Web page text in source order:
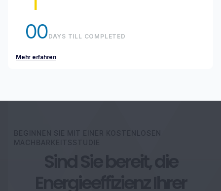
00DAYS TILL COMPLETED
Mehr erfahren